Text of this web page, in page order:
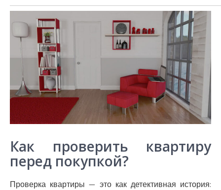
Как проверить квартиру
перед покупкой?
Проверка квартиры — это как детективная история: